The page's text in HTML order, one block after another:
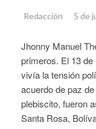
Redacción 5 de
Jhonny Manuel
primeros. El 13
vivía la tensión
acuerdo de paz
plebiscito, fueron
Santa Rosa,